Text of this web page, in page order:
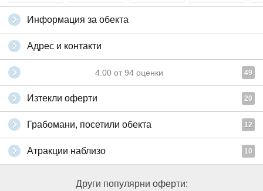
Информация за обекта
Адрес и контакти
4.00 от 94 оценки 49
Изтекли оферти 20
Грабомани, посетили обекта 12
Атракции наблизо 10
Други популярни оферти: